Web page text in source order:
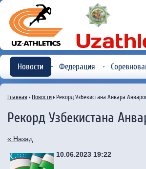
Новости Федерация
Главная Новости Рекорд Узбекистана Анвара
Рекорд Узбекистана
« Назад
10.06.2023 19:22